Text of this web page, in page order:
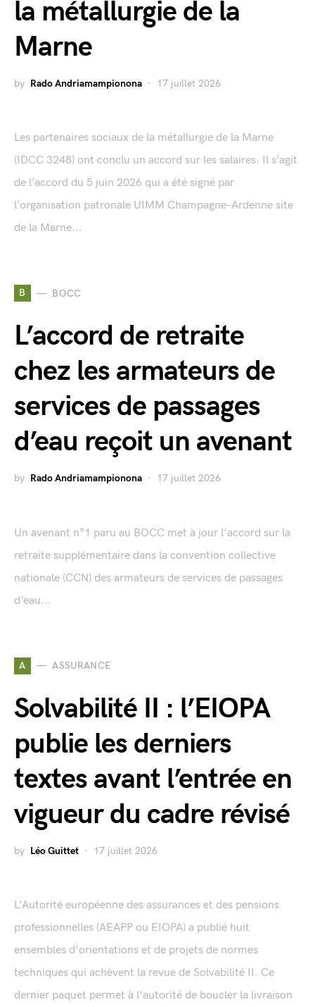
la métallurgie de la
Marne
by Rado Andriamampionona 17 juillet 2026
Les partenaires sociaux de la métallurgie de la Marne
(IDCC 3248) ont conclu un accord sur les salaires. Il s’agit
de l’accord du 5 juin 2026 qui a été signé par
l’organisation patronale UIMM Champagne-Ardenne site
de la Marne...
B BOCC
L’accord de retraite
chez les armateurs de
services de passages
d’eau reçoit un avenant
by Rado Andriamampionona 17 juillet 2026
Un avenant n°1 paru au BOCC met à jour l'accord sur la
retraite supplémentaire dans la convention collective
nationale (CCN) des armateurs de services de passages
d’eau...
A ASSURANCE
Solvabilité II : l’EIOPA
publie les derniers
textes avant l’entrée en
vigueur du cadre révisé
by Léo Guittet 17 juillet 2026
L'Autorité européenne des assurances et des pensions
professionnelles (AEAPP ou EIOPA) a publié huit
ensembles d'orientations et de projets de normes
techniques qui achèvent la revue de Solvabilité II. Ce
dernier paquet permet à l'autorité de boucler la livraison